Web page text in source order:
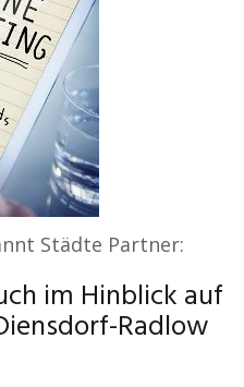
Städte Partner:
im Hinblick auf
Radlow